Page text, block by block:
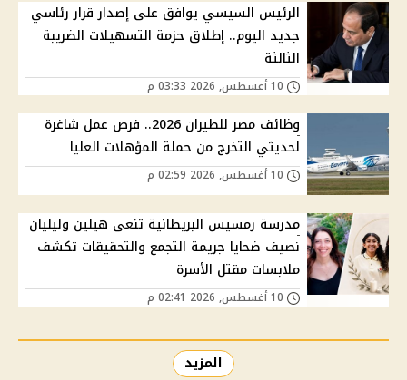
الرئيس السيسي يوافق على إصدار قرار رئاسي
جديد اليوم.. إطلاق حزمة التسهيلات الضريبة
الثالثة
وظائف مصر للطيران 2026.. فرص عمل شاغرة
لحديثي التخرج من حملة المؤهلات العليا
مدرسة رمسيس البريطانية تنعى هيلين وليليان
نصيف ضحايا جريمة التجمع والتحقيقات تكشف
ملابسات مقتل الأسرة
المزيد